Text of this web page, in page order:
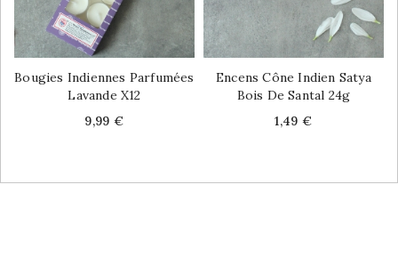
Bougies Indiennes Parfumées
Lavande X12
Price
9,99 €
Encens Cône Indien Satya
Bois De Santal 24g
Price
1,49 €